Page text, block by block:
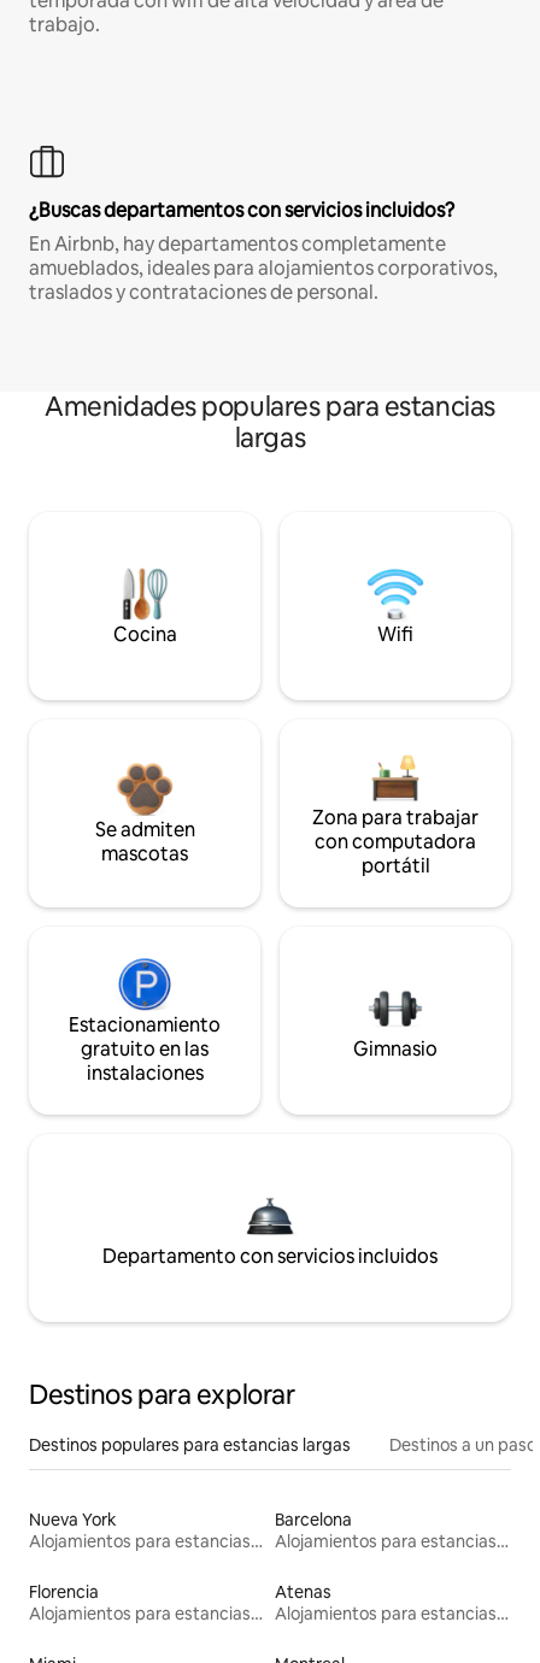
trabajo.
¿Buscas departamentos con servicios incluidos?
En Airbnb, hay departamentos completamente
amueblados, ideales para alojamientos corporativos,
traslados y contrataciones de personal.
Amenidades populares para estancias
largas
Cocina Wifi
Se admiten
mascotas
Zona para trabajar
con computadora
portátil
Estacionamiento
gratuito en las
instalaciones
Gimnasio
Departamento con servicios incluidos
Destinos para explorar
Destinos populares para estancias largas Destinos a un
Nueva York
Alojamientos para estancias largas
Barcelona
Alojamientos para estancias largas
Florencia
Alojamientos para estancias largas
Atenas
Alojamientos para estancias largas